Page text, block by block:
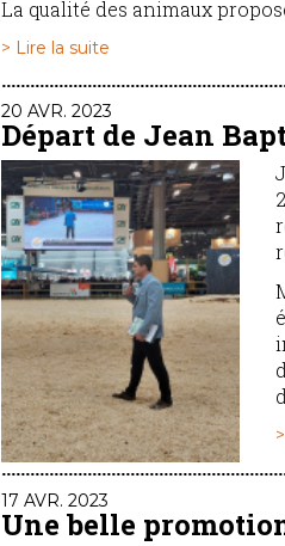
La qualité des animaux
> Lire la suite
20 AVR. 2023
Départ de Jean
17 AVR. 2023
Une belle